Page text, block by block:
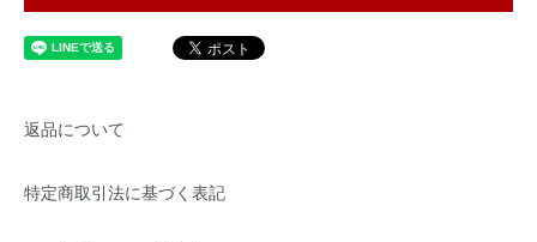
返品について
特定商取引法に基づく表記